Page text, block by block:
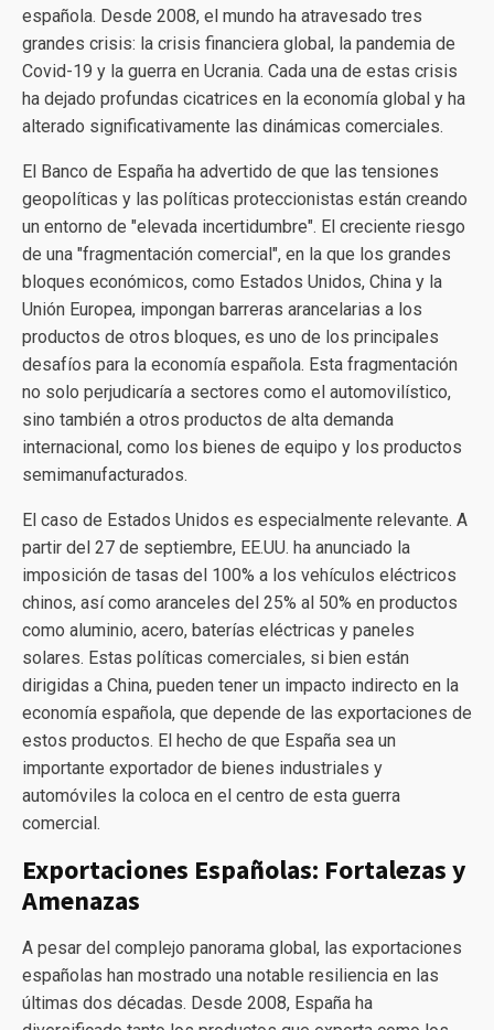
española. Desde 2008, el mundo ha atravesado tres
grandes crisis: la crisis financiera global, la pandemia de
Covid-19 y la guerra en Ucrania. Cada una de estas crisis
ha dejado profundas cicatrices en la economía global y ha
alterado significativamente las dinámicas comerciales.
El Banco de España ha advertido de que las tensiones
geopolíticas y las políticas proteccionistas están creando
un entorno de "elevada incertidumbre". El creciente riesgo
de una "fragmentación comercial", en la que los grandes
bloques económicos, como Estados Unidos, China y la
Unión Europea, impongan barreras arancelarias a los
productos de otros bloques, es uno de los principales
desafíos para la economía española. Esta fragmentación
no solo perjudicaría a sectores como el automovilístico,
sino también a otros productos de alta demanda
internacional, como los bienes de equipo y los productos
semimanufacturados.
El caso de Estados Unidos es especialmente relevante. A
partir del 27 de septiembre, EE.UU. ha anunciado la
imposición de tasas del 100% a los vehículos eléctricos
chinos, así como aranceles del 25% al 50% en productos
como aluminio, acero, baterías eléctricas y paneles
solares. Estas políticas comerciales, si bien están
dirigidas a China, pueden tener un impacto indirecto en la
economía española, que depende de las exportaciones de
estos productos. El hecho de que España sea un
importante exportador de bienes industriales y
automóviles la coloca en el centro de esta guerra
comercial.
Exportaciones Españolas: Fortalezas y
Amenazas
A pesar del complejo panorama global, las exportaciones
españolas han mostrado una notable resiliencia en las
últimas dos décadas. Desde 2008, España ha